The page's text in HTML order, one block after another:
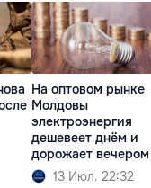
На оптовом рынке
Молдовы
электроэнергия
дешевеет днём и
дорожает вечером
13 Июл. 22:32